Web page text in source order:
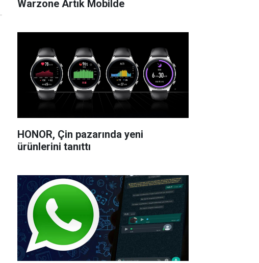
Warzone Artık Mobilde
HONOR, Çin pazarında yeni
ürünlerini tanıttı